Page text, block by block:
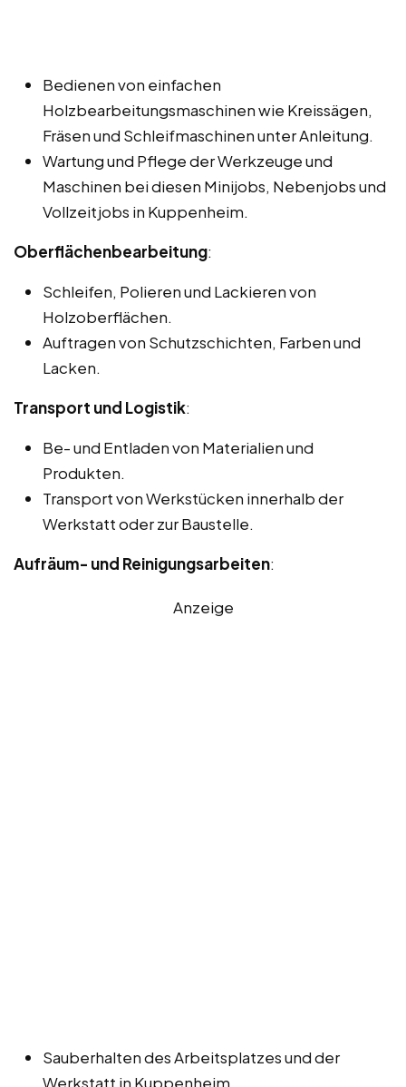
Bedienen von einfachen
Holzbearbeitungsmaschinen wie Kreissägen,
Fräsen und Schleifmaschinen unter Anleitung.
Wartung und Pflege der Werkzeuge und
Maschinen bei diesen Minijobs, Nebenjobs und
Vollzeitjobs in Kuppenheim.
Oberflächenbearbeitung:
Schleifen, Polieren und Lackieren von
Holzoberflächen.
Auftragen von Schutzschichten, Farben und
Lacken.
Transport und Logistik:
Be- und Entladen von Materialien und
Produkten.
Transport von Werkstücken innerhalb der
Werkstatt oder zur Baustelle.
Aufräum- und Reinigungsarbeiten:
Anzeige
Sauberhalten des Arbeitsplatzes und der
Werkstatt in Kuppenheim.